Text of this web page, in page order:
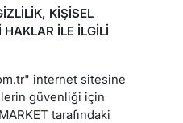
KİŞİSEL
İLE İLGİLİ
internet sitesine
güvenliği için
tarafındaki